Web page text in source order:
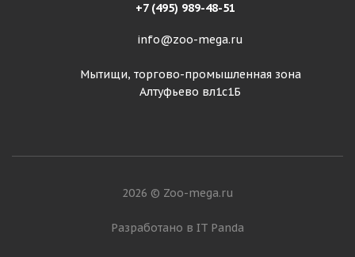
+7 (495) 989-48-51
info@zoo-mega.ru
Мытищи, торгово-промышленная зона
Алтуфьево вл1с1Б
2026 © Zoo-mega.ru
Разработано в IT Panda